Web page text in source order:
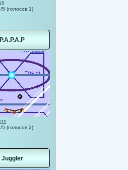
5 (голосов 1)
P.A.P.A.P
5 (голосов 2)
Juggler